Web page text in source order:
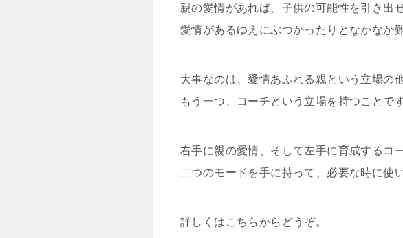
親の愛情があれば、子供の可能性を引き出
愛情があるゆえにぶつかったりとなかなか
大事なのは、愛情あふれる親という立場の
もう一つ、コーチという立場を持つことです
右手に親の愛情、そして左手に育成するコ
二つのモードを手に持って、必要な時に使
詳しくはこちらからどうぞ。